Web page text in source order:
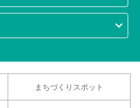
まちづくりスポット